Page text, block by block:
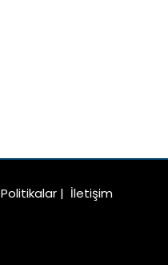
Politikalar | İletişim